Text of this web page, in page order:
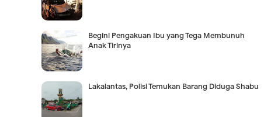
Begini Pengakuan Ibu yang Tega Membunuh
Anak Tirinya
Lakalantas, Polisi Temukan Barang Diduga Shabu